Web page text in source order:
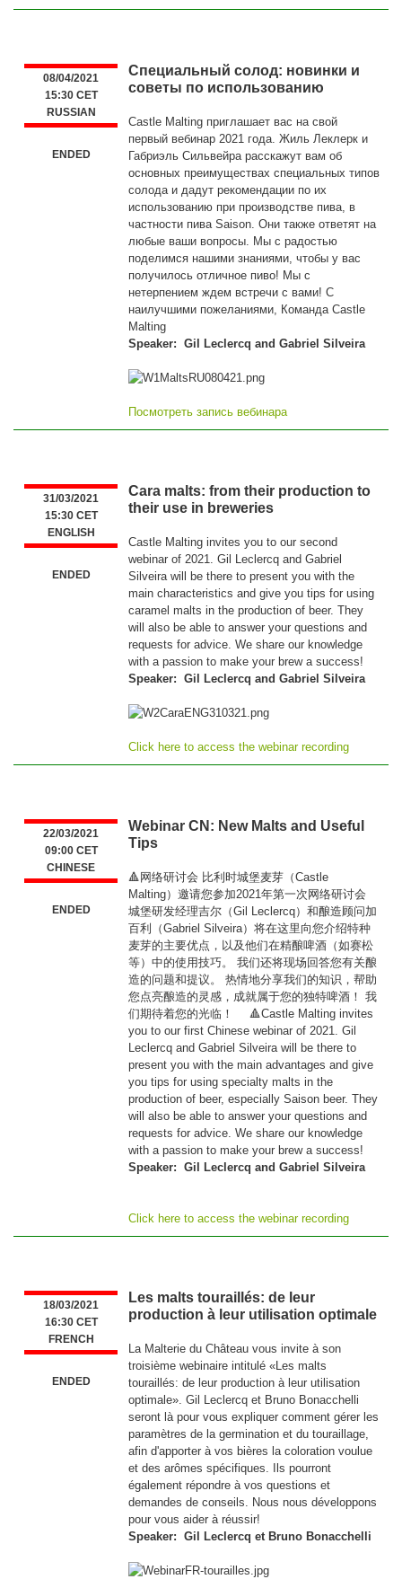
08/04/2021
15:30 CET
RUSSIAN
ENDED
Специальный солод: новинки и
советы по использованию
Castle Malting приглашает вас на свой
первый вебинар 2021 года. Жиль Леклерк и
Габриэль Сильвейра расскажут вам об
основных преимуществах специальных типов
солода и дадут рекомендации по их
использованию при производстве пива, в
частности пива Saison. Они также ответят на
любые ваши вопросы. Мы с радостью
поделимся нашими знаниями, чтобы у вас
получилось отличное пиво! Мы с
нетерпением ждем встречи с вами! С
наилучшими пожеланиями, Команда Castle
Malting
Speaker: Gil Leclercq and Gabriel Silveira
Посмотреть запись вебинара
31/03/2021
15:30 CET
ENGLISH
ENDED
Cara malts: from their production to
their use in breweries
Castle Malting invites you to our second
webinar of 2021. Gil Leclercq and Gabriel
Silveira will be there to present you with the
main characteristics and give you tips for using
caramel malts in the production of beer. They
will also be able to answer your questions and
requests for advice. We share our knowledge
with a passion to make your brew a success!
Speaker: Gil Leclercq and Gabriel Silveira
Click here to access the webinar recording
22/03/2021
09:00 CET
CHINESE
ENDED
Webinar CN: New Malts and Useful
Tips
🔺️网络研讨会 比利时城堡麦芽（Castle
Malting）邀请您参加2021年第一次网络研讨会
城堡研发经理吉尔（Gil Leclercq）和酿造顾问加
百利（Gabriel Silveira）将在这里向您介绍特种
麦芽的主要优点，以及他们在精酿啤酒（如赛松
等）中的使用技巧。 我们还将现场回答您有关酿
造的问题和提议。 热情地分享我们的知识，帮助
您点亮酿造的灵感，成就属于您的独特啤酒！ 我
们期待着您的光临！ ⠀ 🔺️Castle Malting invites
you to our first Chinese webinar of 2021. Gil
Leclercq and Gabriel Silveira will be there to
present you with the main advantages and give
you tips for using specialty malts in the
production of beer, especially Saison beer. They
will also be able to answer your questions and
requests for advice. We share our knowledge
with a passion to make your brew a success!
Speaker: Gil Leclercq and Gabriel Silveira
Click here to access the webinar recording
18/03/2021
16:30 CET
FRENCH
ENDED
Les malts touraillés: de leur
production à leur utilisation optimale
La Malterie du Château vous invite à son
troisième webinaire intitulé «Les malts
touraillés: de leur production à leur utilisation
optimale». Gil Leclercq et Bruno Bonacchelli
seront là pour vous expliquer comment gérer les
paramètres de la germination et du touraillage,
afin d'apporter à vos bières la coloration voulue
et des arômes spécifiques. Ils pourront
également répondre à vos questions et
demandes de conseils. Nous nous développons
pour vous aider à réussir!
Speaker: Gil Leclercq et Bruno Bonacchelli